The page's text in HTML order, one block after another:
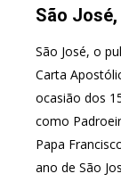
São
São José, o
Carta
ocasião dos
como
Papa
ano de São